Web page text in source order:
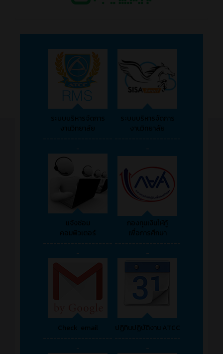
ระบบบริหารจัดการ
งานวิทยาลัย
ระบบบริหารจัดการ
งานวิทยาลัย
--------------------
-
-------------------
-
แจ้งซ่อม
คอมพิวเตอร์
กองทุนเงินให้กู้
เพื่อการศึกษา
--------------------
-
-------------------
-
Check email
ปฏิทินปฏิบัติงาน ATCC
--------------------
-
-------------------
-